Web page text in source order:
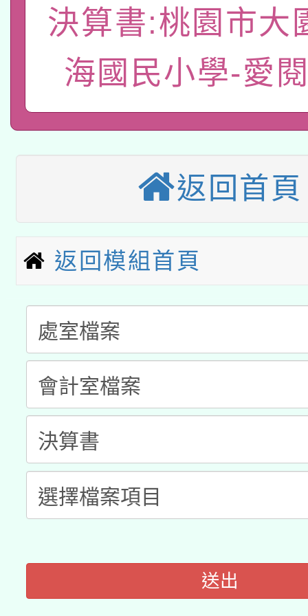
pilot」
有關大陸委員會函釋公
薪期間赴陸應申請許可
業技術研究院辦理「
用水績優單位及節水達
動」
115年8月22日(星期六
桃園市孔廟祈福系列
開 智慧啟航」
2026年桃園地景藝術
「2026桃園藝術巡演
適應運動共學行動站研
本館辦理115年度閱讀
暨閱讀推動專業研習
科技賦能─人工智慧
礎課程
A3數位素養講師名單
「數位內容與教學軟體
pilot」
有關大陸委員會函釋公
薪期間赴陸應申請許可
轉知經濟部水利署委託
業技術研究院辦理「
用水績優單位及節水達
動」
115年8月22日(星期六
桃園市孔廟祈福系列
開 智慧啟航」
2026年桃園地景藝術
「2026桃園藝術巡演
決算書:桃園市大
海國民小學-愛
返回首頁
返回模組首頁
送出